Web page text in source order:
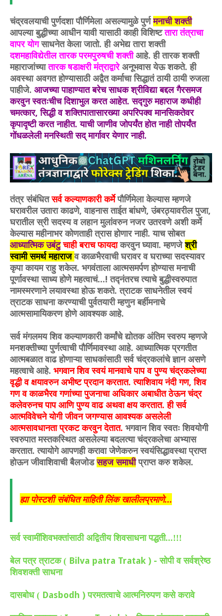
चंद्रवलयाची पुर्णदशा पौर्णिमेला असल्यामुळे पुर्णमनाची शक्ती
आपल्या बुद्धीच्या आधीन यावी यासाठी काही विशिष्टतारा तंत्राचा
वापर योगसाधनेत केला जातो. ही अभेद्य तारा शक्ती
दशमहाविद्येतील तारक परमपुरुषची शक्तीआहे. ही तारक शक्ती
महाराजांच्यातारक षडाक्षरी मंत्राद्वारेअनूभवास येऊ शकते. ही
अवस्था अवगत होण्यासाठी अद्वैत कर्माचा सिद्धातं ठायी ठायी रुजला
पाहीजे. आजच्या पाहाण्यात बरेच साधक श्रीविद्या बद्दल गैरसमज
करवुन स्वतःचीच दिशाभुल करत आहेत. सद्गुरु महाराज कधीही
चमत्कार, सिद्धी व शक्तिपातासारख्या अपरिपक्व मानसिकतेवर
कृपादृष्टी करत नाहीत. याची जाणीव जोपर्यंत होत नाही तोपर्यंत
गोंधळलेली मनस्थिती सद् मार्गावर येणार नाही.
तंत्र संंबंधितसर्व कल्याणकारी कर्मेपौर्णिमेला केल्यास म्हणजे
घरावरील उतारा काढणे, वाहनास ताईत बांधणे, उंबरठ्यावरील पुजा,
घरातील स्री सदस्य व लहान मुलांवरुन नजर उतरवणे अशी कर्मे
केल्यास महीनाभर कोणताही त्रास होणार नाही. याच सोबत
आध्यात्मिक उबंटुचाही बराच फायदाकरवुन घ्यावा. म्हणजेश्री
स्वामी समर्थ महाराज व काळभैरवाची घरावर व घराच्या सदस्यावर
कृपा कायम राहु शकेल. भगवंताला आत्मसमर्पण होण्यास मनाची
पूर्णावस्था साध्य होणे महत्वाचं...! तद्नंतरच त्याचे बुद्धीस्वरुपात
नामस्मरणाने लयावस्था होऊ शकते. त्राटक साधनेतील स्वयं
त्राटक साधना करण्याची पुर्वतयारी म्हणुन बर्हीमनाचे
आत्मसामायिकरण होणे आवश्यक आहे.
सर्व मंगलमय शिव कल्याणकारी कर्मांचे द्योतक अंतिम स्वरुप म्हणजे
मनशक्तीच्या पुर्णत्वाची पौर्णिमावस्था आहे. आध्यात्मिक प्रगतीत
आत्मबळात वाढ होणाऱ्या साधकांसाठी सर्व चंद्रकलांचे ज्ञान असणे
महत्वाचे आहे. भगवान शिव स्वयं मानवाचे पाप व पुण्य चंद्रकलेच्या
वृद्धी व क्षयावरुन अभीष्ट प्रदान करतात. त्याशिवाय नंदी गण, शिव
गण व काळभैरव गणांच्या पुजनाचा अधिकार अबाधीत ठेऊन चंद्र
कलेवरुनच पाप आणि पुण्य वाढ अथवा क्षय करतात. ही सर्व
आत्मविवेचने योगी जीवन जगण्यास आवश्यक असलेली
आत्मसावधानता प्रकट करवुन देतात. भगवान शिव स्वतः शिवयोगी
स्वरुपात मस्तकस्थित असलेल्या बदलत्या चंद्रकलेचा अभ्यास
करतात. त्यायोगे आपणही करावा जेणेकरुन स्वयंसिद्धावस्था प्राप्त
होऊन जीवाशिवाची बैलजोडसहज समाधीप्राप्त करु शकेल.
ह्या पोस्टशी संबंधित माहिती लिंक खालीलप्रमाणे...
सर्व स्वामींशिवभक्तांसाठी अद्वितीय शिवसाधना पद्धती...!!!
बेल पत्र त्राटक ( Bilva patra Tratak ) -सोपी व सर्वश्रेष्ठ
शिवशक्ती साधना
दासबोध ( Dasbodh )परमतत्वाचे आत्मनिरुपण कसे करावे